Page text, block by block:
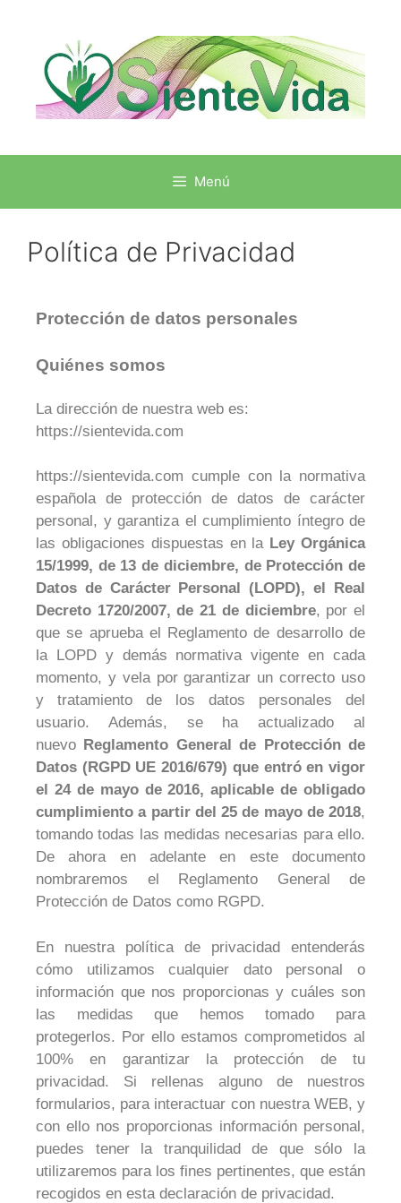
Menú
Política de Privacidad
Protección de datos personales
Quiénes somos
La dirección de nuestra web es:
https://sientevida.com
https://sientevida.com cumple con la normativa
española de protección de datos de carácter
personal, y garantiza el cumplimiento íntegro de
las obligaciones dispuestas en la Ley Orgánica
15/1999, de 13 de diciembre, de Protección de
Datos de Carácter Personal (LOPD), el Real
Decreto 1720/2007, de 21 de diciembre, por el
que se aprueba el Reglamento de desarrollo de
la LOPD y demás normativa vigente en cada
momento, y vela por garantizar un correcto uso
y tratamiento de los datos personales del
usuario. Además, se ha actualizado al
nuevo Reglamento General de Protección de
Datos (RGPD UE 2016/679) que entró en vigor
el 24 de mayo de 2016, aplicable de obligado
cumplimiento a partir del 25 de mayo de 2018,
tomando todas las medidas necesarias para ello.
De ahora en adelante en este documento
nombraremos el Reglamento General de
Protección de Datos como RGPD.
En nuestra política de privacidad entenderás
cómo utilizamos cualquier dato personal o
información que nos proporcionas y cuáles son
las medidas que hemos tomado para
protegerlos. Por ello estamos comprometidos al
100% en garantizar la protección de tu
privacidad. Si rellenas alguno de nuestros
formularios, para interactuar con nuestra WEB, y
con ello nos proporcionas información personal,
puedes tener la tranquilidad de que sólo la
utilizaremos para los fines pertinentes, que están
recogidos en esta declaración de privacidad.